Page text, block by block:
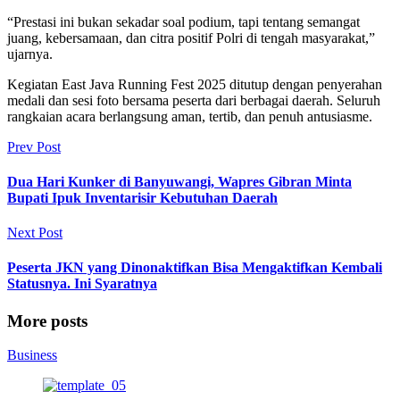
“Prestasi ini bukan sekadar soal podium, tapi tentang semangat
juang, kebersamaan, dan citra positif Polri di tengah masyarakat,”
ujarnya.
Kegiatan East Java Running Fest 2025 ditutup dengan penyerahan
medali dan sesi foto bersama peserta dari berbagai daerah. Seluruh
rangkaian acara berlangsung aman, tertib, dan penuh antusiasme.
Prev Post
Dua Hari Kunker di Banyuwangi, Wapres Gibran Minta
Bupati Ipuk Inventarisir Kebutuhan Daerah
Next Post
Peserta JKN yang Dinonaktifkan Bisa Mengaktifkan Kembali
Statusnya. Ini Syaratnya
More posts
Business